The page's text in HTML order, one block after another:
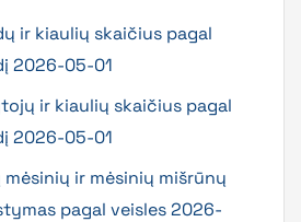
ir kiaulių skaičius pagal
2026-05-01
ir kiaulių skaičius pagal
2026-05-01
mėsinių ir mėsinių mišrūnų
pagal veisles 2026-